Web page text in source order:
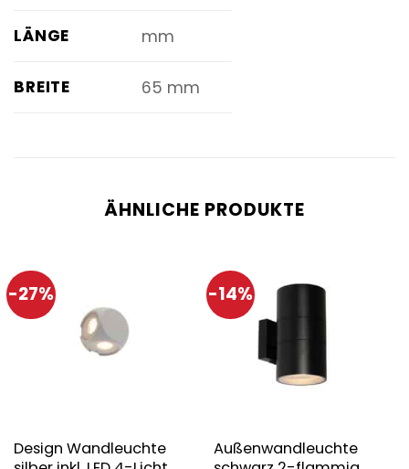
LÄNGE mm
BREITE 65 mm
ÄHNLICHE PRODUKTE
-27%
Design Wandleuchte
-14%
Außenwandleuchte